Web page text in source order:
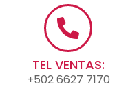
TEL VENTAS:
+502 6627 7170